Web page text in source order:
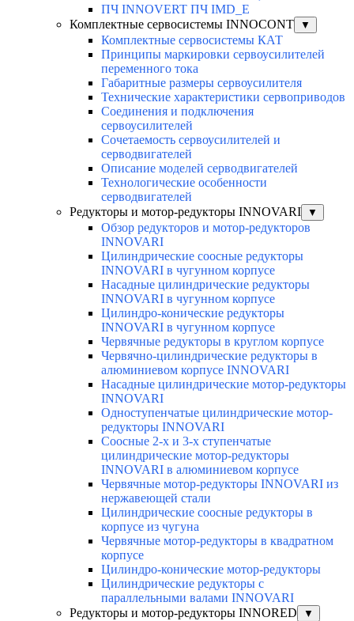
ПЧ INNOVERT ПЧ IMD_E
Комплектные сервосистемы INNOCONT
▼
Комплектные сервосистемы КАТ
Принципы маркировки сервоусилителей
переменного тока
Габаритные размеры сервоусилителя
Технические характеристики сервоприводов
Соединения и подключения
сервоусилителей
Сочетаемость сервоусилителей и
серводвигателей
Описание моделей серводвигателей
Технологические особенности
серводвигателей
Редукторы и мотор-редукторы INNOVARI
▼
Обзор редукторов и мотор-редукторов
INNOVARI
Цилиндрические соосные редукторы
INNOVARI в чугунном корпусе
Насадные цилиндрические редукторы
INNOVARI в чугунном корпусе
Цилиндро-конические редукторы
INNOVARI в чугунном корпусе
Червячные редукторы в круглом корпусе
Червячно-цилиндрические редукторы в
алюминиевом корпусе INNOVARI
Насадные цилиндрические мотор-редукторы
INNOVARI
Одноступенчатые цилиндрические мотор-
редукторы INNOVARI
Соосные 2-х и 3-х ступенчатые
цилиндрические мотор-редукторы
INNOVARI в алюминиевом корпусе
Червячные мотор-редукторы INNOVARI из
нержавеющей стали
Цилиндрические соосные редукторы в
корпусе из чугуна
Червячные мотор-редукторы в квадратном
корпусе
Цилиндро-конические мотор-редукторы
Цилиндрические редукторы с
параллельными валами INNOVARI
Редукторы и мотор-редукторы INNORED
▼